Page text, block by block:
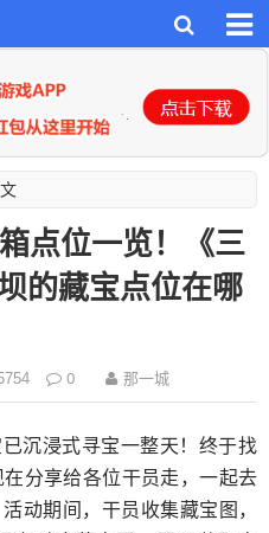
点位一览！《三
的藏宝点位在哪
0 那一城
沉浸式寻宝一整天！终于找
分享给各位干员走，一起去
动期间，干员收集藏宝图，